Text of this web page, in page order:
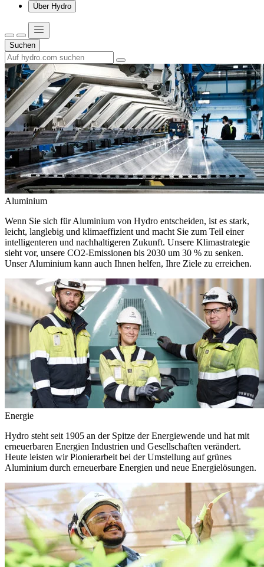
Über Hydro
Suchen
Aluminium
Wenn Sie sich für Aluminium von Hydro entscheiden, ist es stark,
leicht, langlebig und klimaeffizient und macht Sie zum Teil einer
intelligenteren und nachhaltigeren Zukunft. Unsere Klimastrategie
sieht vor, unsere CO2-Emissionen bis 2030 um 30 % zu senken.
Unser Aluminium kann auch Ihnen helfen, Ihre Ziele zu erreichen.
Energie
Hydro steht seit 1905 an der Spitze der Energiewende und hat mit
erneuerbaren Energien Industrien und Gesellschaften verändert.
Heute leisten wir Pionierarbeit bei der Umstellung auf grünes
Aluminium durch erneuerbare Energien und neue Energielösungen.